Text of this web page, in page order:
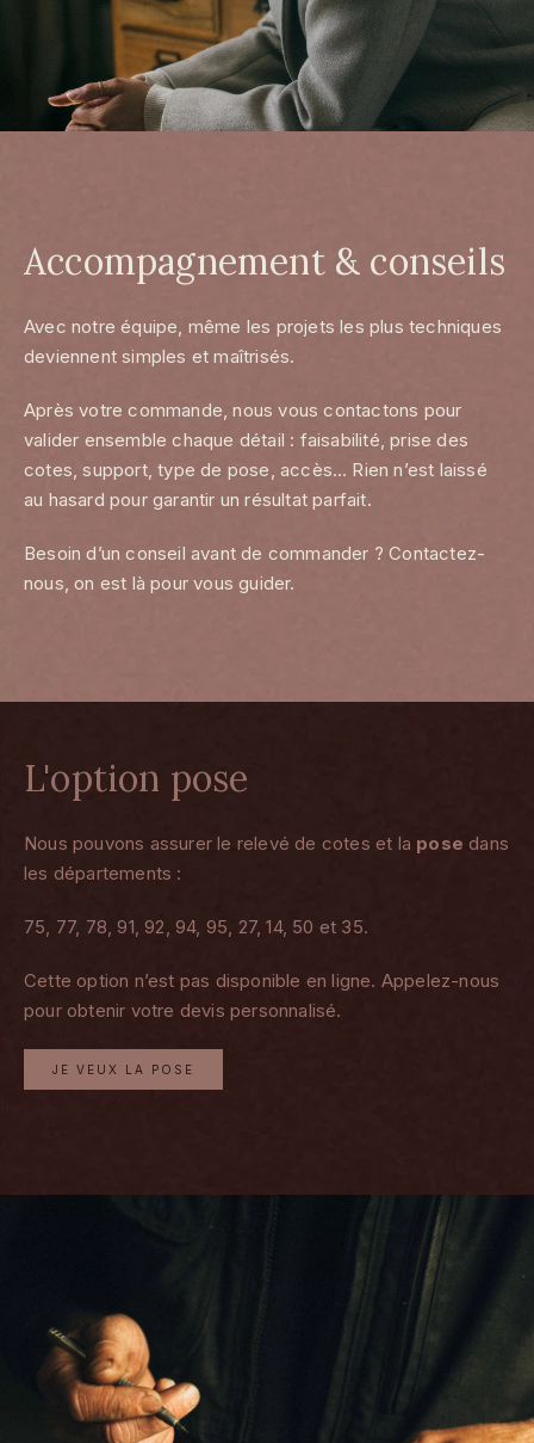
Accompagnement & conseils
Avec notre équipe, même les projets les plus techniques
deviennent simples et maîtrisés.
Après votre commande, nous vous contactons pour
valider ensemble chaque détail : faisabilité, prise des
cotes, support, type de pose, accès… Rien n’est laissé
au hasard pour garantir un résultat parfait.
Besoin d’un conseil avant de commander ? Contactez-
nous, on est là pour vous guider.
L'option pose
Nous pouvons assurer le relevé de cotes et la pose dans
les départements :
75, 77, 78, 91, 92, 94, 95, 27, 14, 50 et 35.
Cette option n’est pas disponible en ligne. Appelez-nous
pour obtenir votre devis personnalisé.
JE VEUX LA POSE